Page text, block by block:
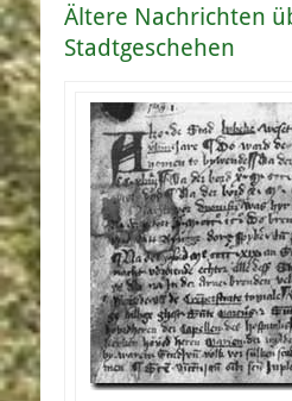
Ältere Nachrichten
Stadtgeschehen